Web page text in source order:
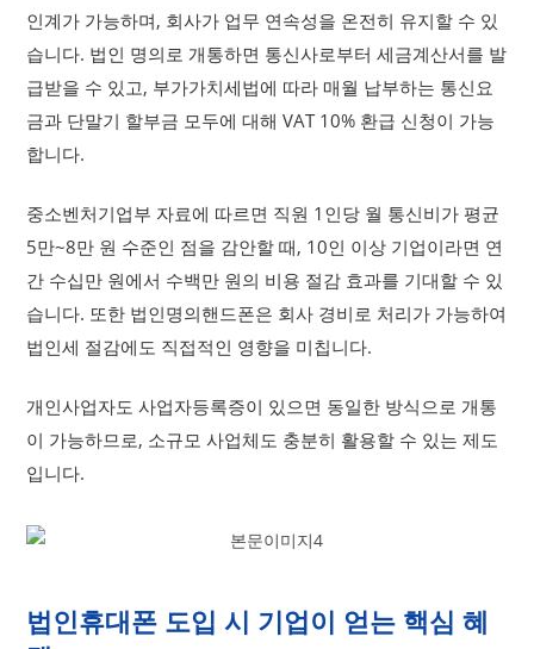
인계가 가능하며, 회사가 업무 연속성을 온전히 유지할 수 있
습니다. 법인 명의로 개통하면 통신사로부터 세금계산서를 발
급받을 수 있고, 부가가치세법에 따라 매월 납부하는 통신요
금과 단말기 할부금 모두에 대해 VAT 10% 환급 신청이 가능
합니다.
중소벤처기업부 자료에 따르면 직원 1인당 월 통신비가 평균
5만~8만 원 수준인 점을 감안할 때, 10인 이상 기업이라면 연
간 수십만 원에서 수백만 원의 비용 절감 효과를 기대할 수 있
습니다. 또한 법인명의핸드폰은 회사 경비로 처리가 가능하여
법인세 절감에도 직접적인 영향을 미칩니다.
개인사업자도 사업자등록증이 있으면 동일한 방식으로 개통
이 가능하므로, 소규모 사업체도 충분히 활용할 수 있는 제도
입니다.
법인휴대폰 도입 시 기업이 얻는 핵심 혜